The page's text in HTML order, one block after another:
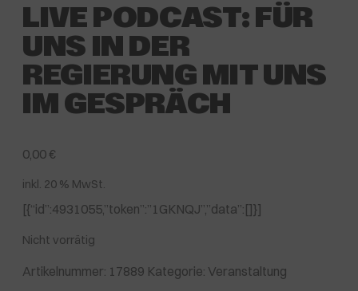
LIVE PODCAST: FÜR
UNS IN DER
REGIERUNG MIT UNS
IM GESPRÄCH
0,00€
inkl. 20 % MwSt.
[{“id”:4931055,”token”:”1GKNQJ”,”data”:[]}]
Nicht vorrätig
Artikelnummer: 17889 Kategorie: Veranstaltung